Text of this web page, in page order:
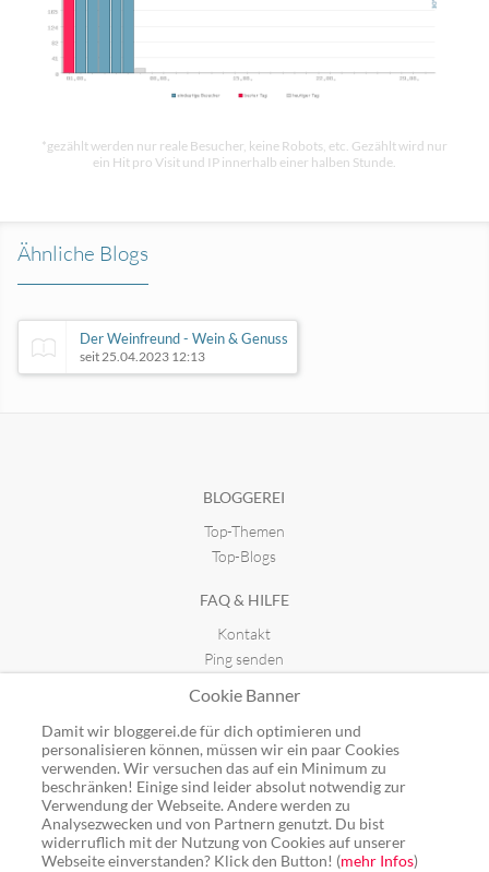
*gezählt werden nur reale Besucher, keine Robots, etc. Gezählt wird nur
ein Hit pro Visit und IP innerhalb einer halben Stunde.
Ähnliche Blogs
Der Weinfreund - Wein & Genuss
seit 25.04.2023 12:13
Naschkater Süßwaren-Marketing
Galumbi - Drinks & More
BLOGGEREI
Top-Themen
Top-Blogs
FAQ & HILFE
Kontakt
Ping senden
GUTSCHEINE
Top-Gutscheine
Alle Shops
Cookie Banner
Damit wir bloggerei.de für dich optimieren und
personalisieren können, müssen wir ein paar Cookies
verwenden. Wir versuchen das auf ein Minimum zu
beschränken! Einige sind leider absolut notwendig zur
Verwendung der Webseite. Andere werden zu
Analysezwecken und von Partnern genutzt. Du bist
widerruflich mit der Nutzung von Cookies auf unserer
Webseite einverstanden? Klick den Button! (mehr Infos)